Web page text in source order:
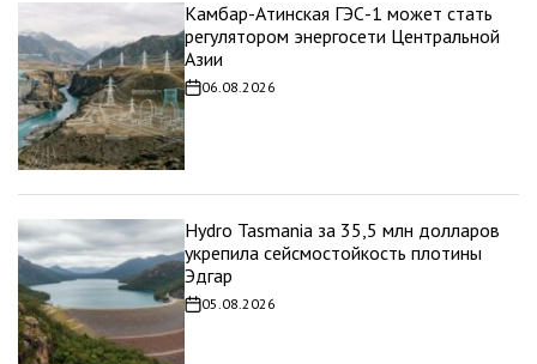
Камбар-Атинская ГЭС-1 может стать
регулятором энергосети Центральной
Азии
Дата
записи
06.08.2026
Hydro Tasmania за 35,5 млн долларов
укрепила сейсмостойкость плотины
Эдгар
Дата
записи
05.08.2026